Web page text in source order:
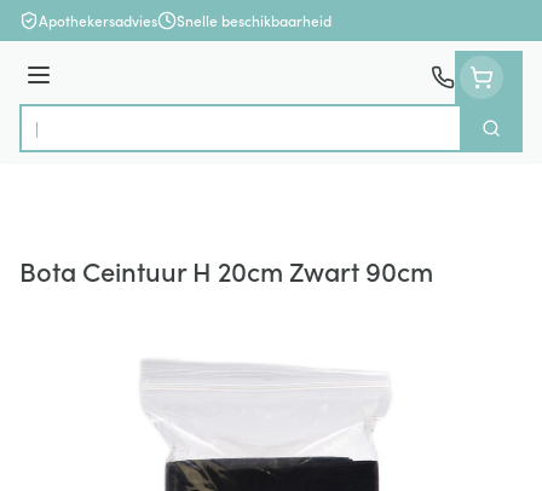
Ga naar de inhoud
Apothekersadvies Snelle beschikbaarheid
Menu
Product, merk, categorie...
Zoek
Bota Ceintuur H 20cm Zwart 90cm